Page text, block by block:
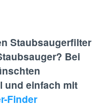
Staubsaugerfilter
Bei
und einfach mit
Finder